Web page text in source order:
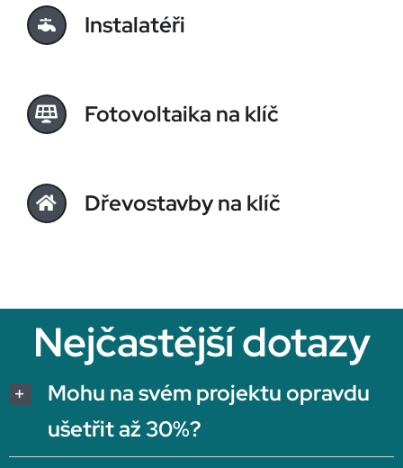
Instalatéři
Fotovoltaika na klíč
Dřevostavby na klíč
Nejčastější dotazy
Mohu na svém projektu opravdu
ušetřit až 30%?